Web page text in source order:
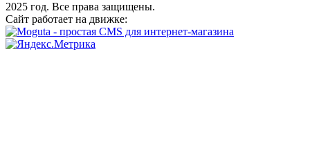
2025 год. Все права защищены.
Сайт работает на движке: